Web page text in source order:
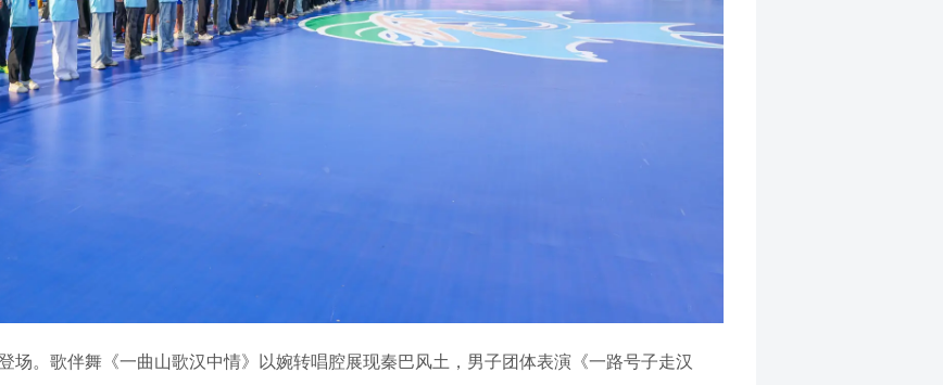
场。歌伴舞《一曲山歌汉中情》以婉转唱腔展现秦巴风土，男子团体表演《一路号子走汉